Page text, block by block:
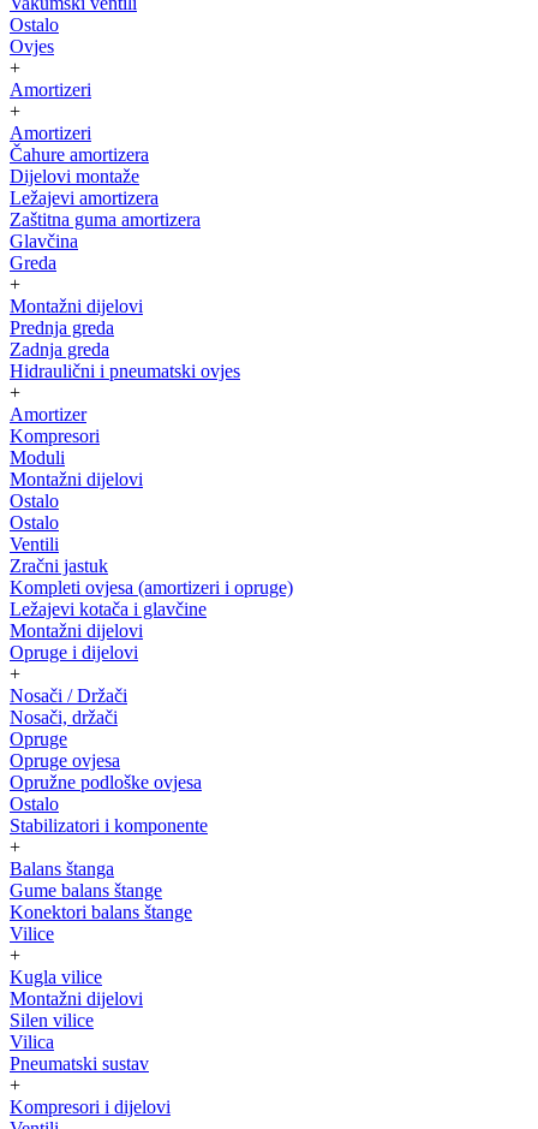
Ostalo
Ovjes
+
Amortizeri
+
Amortizeri
Čahure amortizera
Dijelovi montaže
Ležajevi amortizera
Zaštitna guma amortizera
Glavčina
Greda
+
Montažni dijelovi
Prednja greda
Zadnja greda
Hidraulični i pneumatski ovjes
+
Amortizer
Kompresori
Moduli
Montažni dijelovi
Ostalo
Ostalo
Ventili
Zračni jastuk
Kompleti ovjesa (amortizeri i opruge)
Ležajevi kotača i glavčine
Montažni dijelovi
Opruge i dijelovi
+
Nosači / Držači
Nosači, držači
Opruge
Opruge ovjesa
Opružne podloške ovjesa
Ostalo
Stabilizatori i komponente
+
Balans štanga
Gume balans štange
Konektori balans štange
Vilice
+
Kugla vilice
Montažni dijelovi
Silen vilice
Vilica
Pneumatski sustav
+
Kompresori i dijelovi